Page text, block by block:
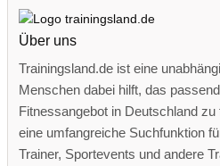
Über uns
Trainingsland.de ist eine
Menschen dabei hilft, das
Fitnessangebot in Deutschland
eine umfangreiche Suchfunktion
Trainer, Sportevents und andere